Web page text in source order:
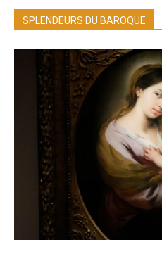
SPLENDEURS DU BAROQUE